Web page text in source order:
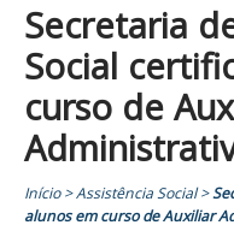
Secretaria
Social
curso de
Início>Assistência Social>
alunos em curso de Auxiliar